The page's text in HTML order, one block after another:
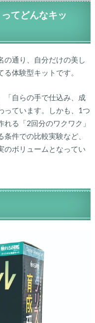
てどんなキッ
の通り、自分だけの美し
体験型キットです。
「自らの手で仕込み、成
っています。しかも、1つ
る「2回分のワクワク」
件での比較実験など、
のボリュームとなってい